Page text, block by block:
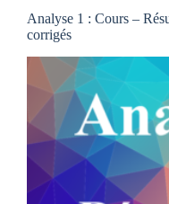
Analyse 1 : Cours –
corrigés